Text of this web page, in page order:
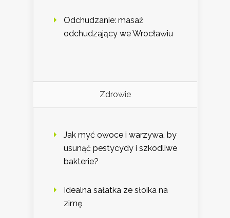
Odchudzanie: masaż
odchudzający we Wrocławiu
Zdrowie
Jak myć owoce i warzywa, by
usunąć pestycydy i szkodliwe
bakterie?
Idealna sałatka ze słoika na
zimę